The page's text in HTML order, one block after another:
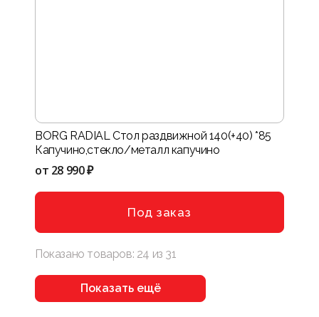
BORG RADIAL Стол раздвижной 140(+40) *85
Капучино,стекло/металл капучино
от 28 990 ₽
Под заказ
Показано товаров: 24 из 31
Показать ещё